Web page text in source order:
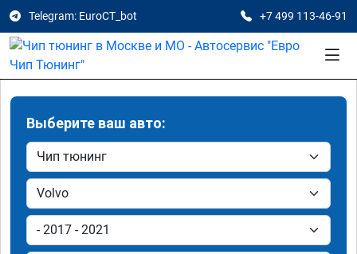
Telegram: EuroCT_bot +7 499 113-46-91
Выберите ваш авто: